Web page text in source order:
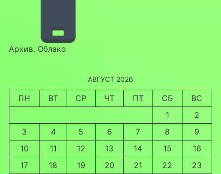
Архив. Облако
АВГУСТ 2026
ПН ВТ СР ЧТ ПТ СБ
ВС
1
2
3
4 5 6 7 8
9
10
11 12 13 14 15
16
17
18 19 20 21 22 23